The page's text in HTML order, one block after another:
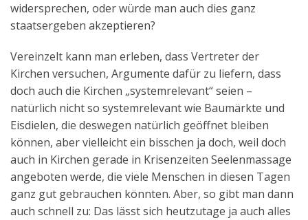
widersprechen, oder würde man auch dies ganz
staatsergeben akzeptieren?
Vereinzelt kann man erleben, dass Vertreter der
Kirchen versuchen, Argumente dafür zu liefern, dass
doch auch die Kirchen „systemrelevant“ seien –
natürlich nicht so systemrelevant wie Baumärkte und
Eisdielen, die deswegen natürlich geöffnet bleiben
können, aber vielleicht ein bisschen ja doch, weil doch
auch in Kirchen gerade in Krisenzeiten Seelenmassage
angeboten werde, die viele Menschen in diesen Tagen
ganz gut gebrauchen könnten. Aber, so gibt man dann
auch schnell zu: Das lässt sich heutzutage ja auch alles